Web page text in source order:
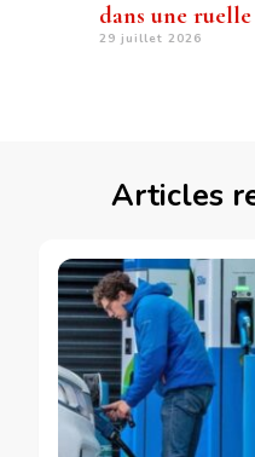
dans une
29 juillet 2026
Articles